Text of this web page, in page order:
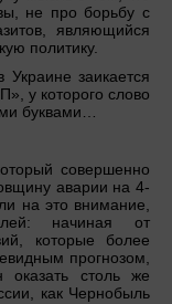
не про борьбу с
являющийся
политику.
заикается
у которого слово
буквами…
совершенно
аварии на 4-
на это внимание,
начиная от
которые более
прогнозом,
столь же
как Чернобыль